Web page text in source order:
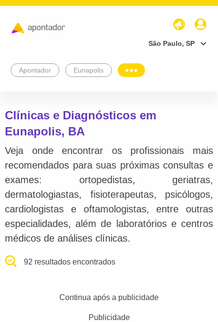
São Paulo, SP
Apontador Eunapolis
Clínicas e Diagnósticos em
Eunapolis, BA
Veja onde encontrar os profissionais mais
recomendados para suas próximas consultas e
exames: ortopedistas, geriatras,
dermatologiastas, fisioterapeutas, psicólogos,
cardiologistas e oftamologistas, entre outras
especialidades, além de laboratórios e centros
médicos de análises clínicas.
92 resultados encontrados
Continua após a publicidade
Publicidade